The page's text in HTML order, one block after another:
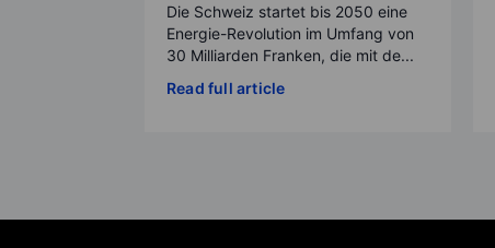
Die Schweiz startet bis 2050 eine
Energie-Revolution im Umfang von
30 Milliarden Franken, die mit de...
Read full article